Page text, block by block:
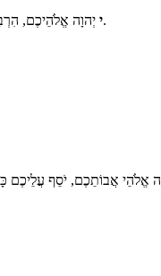
ייְהוָה אֱלֹהֵיכֶם, הִרְבָּה אֶתְכֶם; וְהִנְּכֶם הַיּוֹם, כְּכוֹכְבֵי הַשָּׁמַיִם לָרֹב.
אֱלֹהֵי אֲבוֹתֵכֶם, יֹסֵף